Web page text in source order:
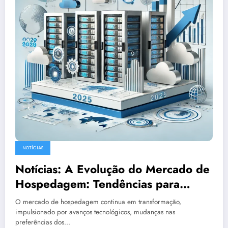
NOTÍCIAS
Notícias: A Evolução do Mercado de
Hospedagem: Tendências para
2025
O mercado de hospedagem continua em transformação,
impulsionado por avanços tecnológicos, mudanças nas
preferências dos…